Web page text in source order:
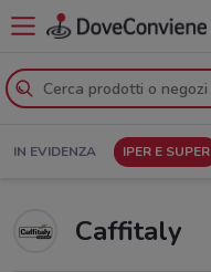
IN EVIDENZA IPER E SUPER
Caffitaly